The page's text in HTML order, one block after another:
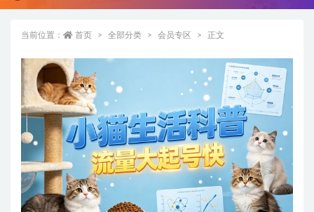
当前位置： 首页 全部分类 会员专区 正文